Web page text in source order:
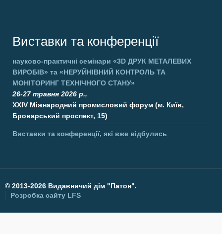
Виставки та конференції
науково-практичні семінари «3D ДРУК МЕТАЛЕВИХ
ВИРОБІВ» та «НЕРУЙНІВНИЙ КОНТРОЛЬ ТА
МОНІТОРИНГ ТЕХНІЧНОГО СТАНУ»
26-27 травня 2026 р.,
XXIV Міжнародний промисловий форум (м. Київ,
Броварський проспект, 15)
Виставки та конференції, які вже відбулись
© 2013-2026 Видавничий дім "Патон".
Розробка сайту LFS